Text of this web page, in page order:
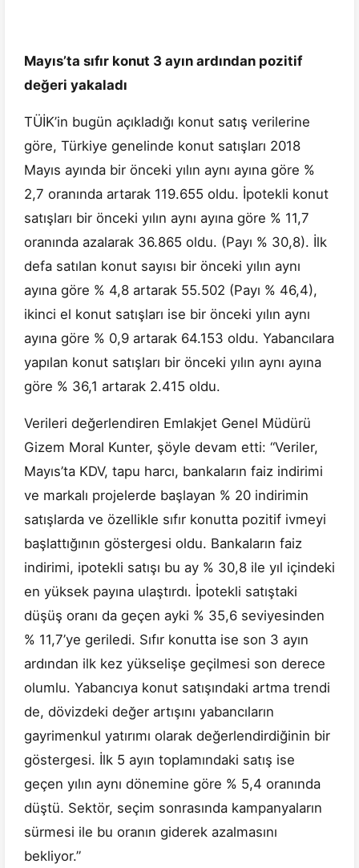
Mayıs’ta sıfır konut 3 ayın ardından pozitif
değeri yakaladı
TÜİK’in bugün açıkladığı konut satış verilerine
göre, Türkiye genelinde konut satışları 2018
Mayıs ayında bir önceki yılın aynı ayına göre %
2,7 oranında artarak 119.655 oldu. İpotekli konut
satışları bir önceki yılın aynı ayına göre % 11,7
oranında azalarak 36.865 oldu. (Payı % 30,8). İlk
defa satılan konut sayısı bir önceki yılın aynı
ayına göre % 4,8 artarak 55.502 (Payı % 46,4),
ikinci el konut satışları ise bir önceki yılın aynı
ayına göre % 0,9 artarak 64.153 oldu. Yabancılara
yapılan konut satışları bir önceki yılın aynı ayına
göre % 36,1 artarak 2.415 oldu.
Verileri değerlendiren Emlakjet Genel Müdürü
Gizem Moral Kunter, şöyle devam etti: “Veriler,
Mayıs’ta KDV, tapu harcı, bankaların faiz indirimi
ve markalı projelerde başlayan % 20 indirimin
satışlarda ve özellikle sıfır konutta pozitif ivmeyi
başlattığının göstergesi oldu. Bankaların faiz
indirimi, ipotekli satışı bu ay % 30,8 ile yıl içindeki
en yüksek payına ulaştırdı. İpotekli satıştaki
düşüş oranı da geçen ayki % 35,6 seviyesinden
% 11,7’ye geriledi. Sıfır konutta ise son 3 ayın
ardından ilk kez yükselişe geçilmesi son derece
olumlu. Yabancıya konut satışındaki artma trendi
de, dövizdeki değer artışını yabancıların
gayrimenkul yatırımı olarak değerlendirdiğinin bir
göstergesi. İlk 5 ayın toplamındaki satış ise
geçen yılın aynı dönemine göre % 5,4 oranında
düştü. Sektör, seçim sonrasında kampanyaların
sürmesi ile bu oranın giderek azalmasını
bekliyor.”